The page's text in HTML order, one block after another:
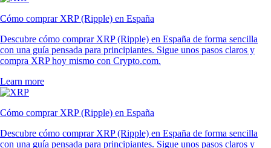
Cómo comprar XRP (Ripple) en España
Descubre cómo comprar XRP (Ripple) en España de forma sencilla
con una guía pensada para principiantes. Sigue unos pasos claros y
compra XRP hoy mismo con Crypto.com.
Learn more
Cómo comprar XRP (Ripple) en España
Descubre cómo comprar XRP (Ripple) en España de forma sencilla
con una guía pensada para principiantes. Sigue unos pasos claros y